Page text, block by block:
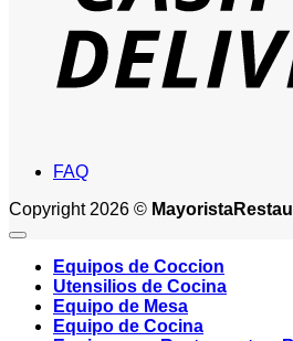
FAQ
Copyright 2026 ©
Equipos de Coccion
Utensilios de Cocina
Equipo de Mesa
Equipo de Cocina